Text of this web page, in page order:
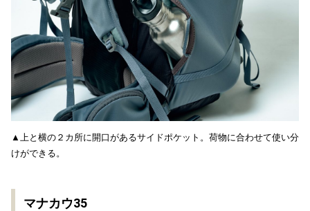
▲上と横の２カ所に開口があるサイドポケット。荷物に合わせて使い分
けができる。
マナカウ35